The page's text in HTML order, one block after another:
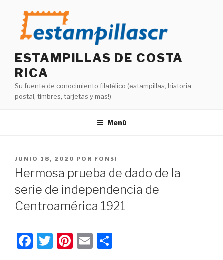
contenido
ESTAMPILLAS DE COSTA
RICA
Su fuente de conocimiento filatélico (estampillas, historia
postal, timbres, tarjetas y mas!)
Menú
PUBLICADO
EL
JUNIO 18, 2020 POR FONSI
Hermosa prueba de dado de la
serie de independencia de
Centroamérica 1921
F
T
Pi E